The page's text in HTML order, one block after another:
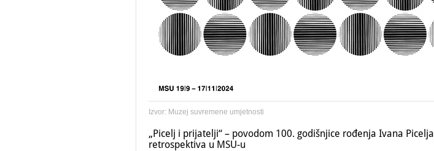
Izvor: Muzej suvremene umjetnosti
„Picelj i prijatelji“ – povodom 100. godišnjice rođenja Ivana Picelja
retrospektiva u MSU-u